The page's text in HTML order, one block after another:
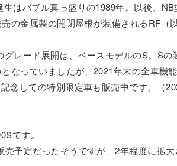
はバブル真っ盛りの1989年。以後、
の金属製の開閉屋根が装備されるRF（
グレード展開は、ベースモデルのS。S
なっていましたが、2021年末の全車機
念しての特別限定車も販売中です。（
です。
予定だったそうですが、2年程度に拡大